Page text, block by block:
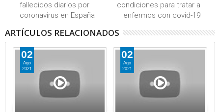
fallecidos diarios por
coronavirus en España
condiciones para tratar a
enfermos con covid-19
ARTÍCULOS RELACIONADOS
02
Ago
2021
02
Ago
2021